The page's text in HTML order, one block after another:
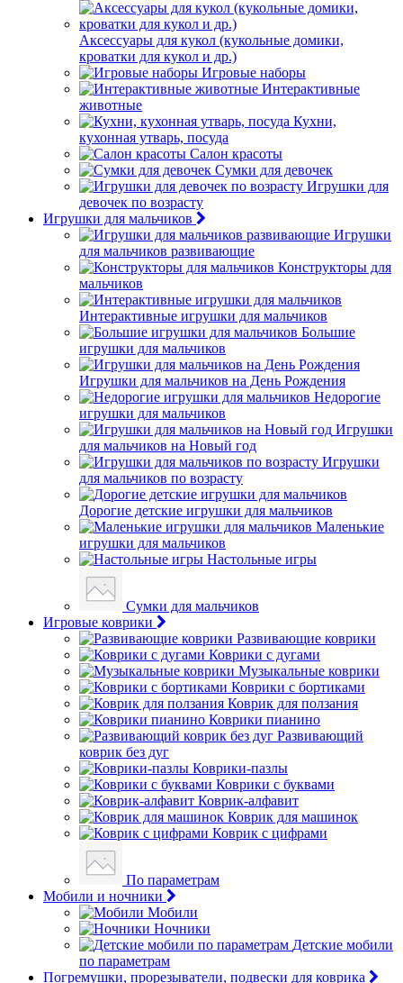
Аксессуары для кукол (кукольные домики,
кроватки для кукол и др.)
Игровые наборы
Интерактивные
животные
Кухни,
кухонная утварь, посуда
Салон красоты
Сумки для девочек
Игрушки для
девочек по возрасту
Игрушки для мальчиков
Игрушки
для мальчиков развивающие
Конструкторы для
мальчиков
Интерактивные игрушки для мальчиков
Большие
игрушки для мальчиков
Игрушки для мальчиков на День Рождения
Недорогие
игрушки для мальчиков
Игрушки
для мальчиков на Новый год
Игрушки
для мальчиков по возрасту
Дорогие детские игрушки для мальчиков
Маленькие
игрушки для мальчиков
Настольные игры
Сумки для мальчиков
Игровые коврики
Развивающие коврики
Коврики с дугами
Музыкальные коврики
Коврики с бортиками
Коврик для ползания
Коврики пианино
Развивающий
коврик без дуг
Коврики-пазлы
Коврики с буквами
Коврик-алфавит
Коврик для машинок
Коврик с цифрами
По параметрам
Мобили и ночники
Мобили
Ночники
Детские мобили
по параметрам
Погремушки, прорезыватели, подвески для коврика